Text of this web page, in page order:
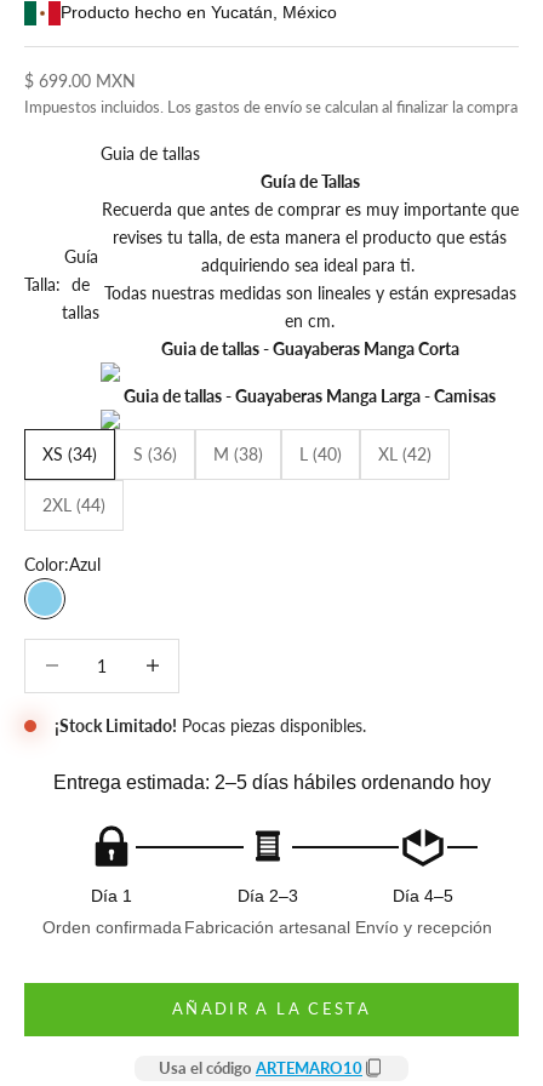
Producto hecho en Yucatán, México
Precio de oferta
$ 699.00 MXN
Impuestos incluidos. Los gastos de envíose calculan al finalizar la compra
Talla:
Guía
de
tallas
Guia de tallas
Guía de Tallas
Recuerda que antes de comprar es muy importante que
revises tu talla, de esta manera el producto que estás
adquiriendo sea ideal para ti.
Todas nuestras medidas son lineales y están expresadas
en cm.
Guia de tallas - Guayaberas Manga Corta
Guia de tallas - Guayaberas Manga Larga - Camisas
XS (34) S (36) M (38) L (40) XL (42)
2XL (44)
Color:Azul
Azul
¡Stock Limitado! Pocas piezas disponibles.
Entrega estimada: 2–5 días hábiles ordenando hoy
Día 1
Orden confirmada
Día 2–3
Fabricación artesanal
Día 4–5
Envío y recepción
AÑADIR A LA CESTA
Usa el código ARTEMARO10